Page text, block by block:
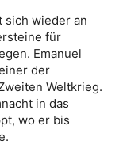
sich wieder an
für
Emanuel
der
Weltkrieg.
in das
wo er bis